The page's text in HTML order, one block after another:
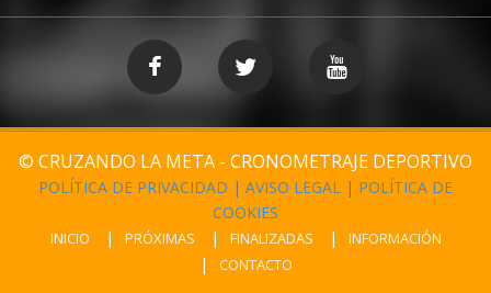
© CRUZANDO LA META - CRONOMETRAJE DEPORTIVO
POLÍTICA DE PRIVACIDAD | AVISO LEGAL | POLÍTICA DE
COOKIES
INICIO PRÓXIMAS FINALIZADAS
INFORMACIÓN
CONTACTO